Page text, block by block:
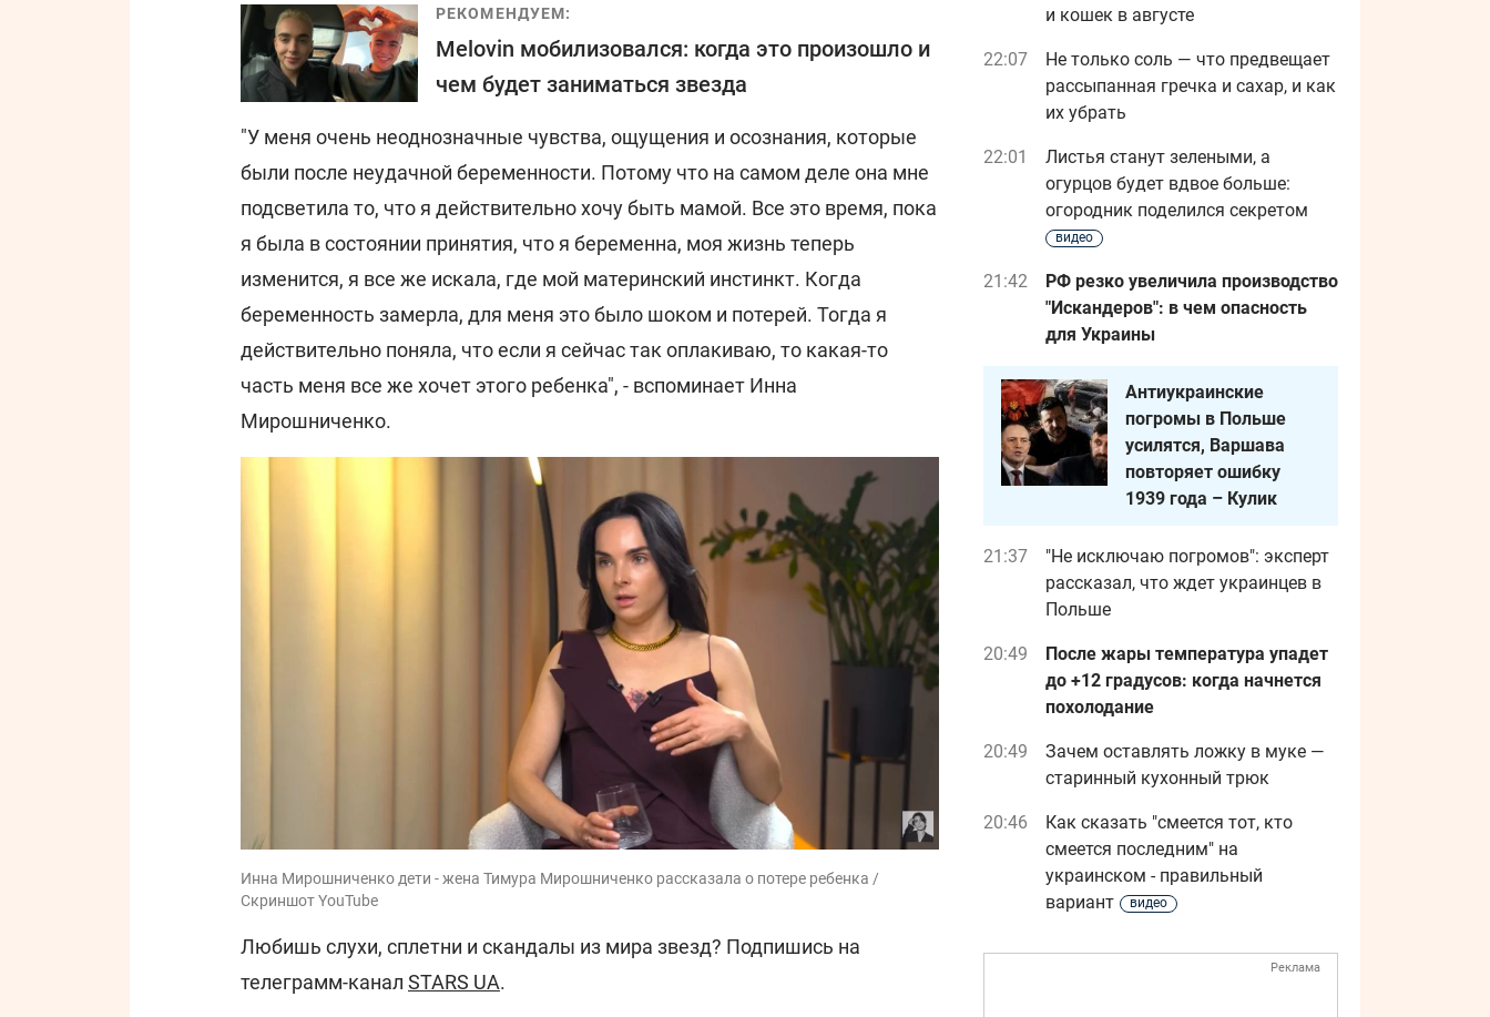
РЕКОМЕНДУЕМ:
Melovin мобилизовался: когда это произошло и
чем будет заниматься звезда
"У меня очень неоднозначные чувства, ощущения и осознания, которые
были после неудачной беременности. Потому что на самом деле она мне
подсветила то, что я действительно хочу быть мамой. Все это время, пока
я была в состоянии принятия, что я беременна, моя жизнь теперь
изменится, я все же искала, где мой материнский инстинкт. Когда
беременность замерла, для меня это было шоком и потерей. Тогда я
действительно поняла, что если я сейчас так оплакиваю, то какая-то
часть меня все же хочет этого ребенка", - вспоминает Инна
Мирошниченко.
Инна Мирошниченко дети - жена Тимура Мирошниченко рассказала о потере ребенка /
Скриншот YouTube
Любишь слухи, сплетни и скандалы из мира звезд? Подпишись на
телеграмм-канал STARS UA.
и кошек в августе
22:07
Не только соль — что предвещает
рассыпанная гречка и сахар, и как
их убрать
22:01
Листья станут зелеными, а
огурцов будет вдвое больше:
огородник поделился секретом
видео
21:42
РФ резко увеличила производство
"Искандеров": в чем опасность
для Украины
Антиукраинские
погромы в Польше
усилятся, Варшава
повторяет ошибку
1939 года – Кулик
21:37
"Не исключаю погромов": эксперт
рассказал, что ждет украинцев в
Польше
20:49
После жары температура упадет
до +12 градусов: когда начнется
похолодание
20:49
Зачем оставлять ложку в муке —
старинный кухонный трюк
20:46
Как сказать "смеется тот, кто
смеется последним" на
украинском - правильный
вариант
видео
Реклама